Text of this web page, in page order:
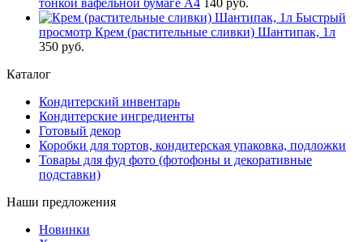
Быстрый
просмотр Крем (растительные сливки) Шантипак, 1л
350 руб.
Каталог
Кондитерский инвентарь
Кондитерские ингредиенты
Готовый декор
Коробки для тортов, кондитерская упаковка, подложки
Товары для фуд фото (фотофоны и декоративные
подставки)
Наши предложения
Новинки